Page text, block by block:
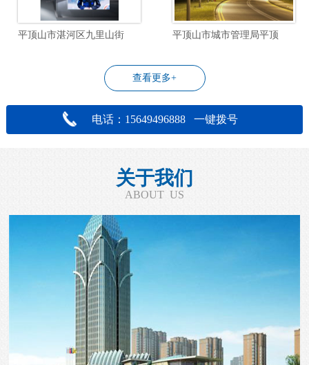
查看更多+
电话：15649496888 一键拨号
关于我们
ABOUT US